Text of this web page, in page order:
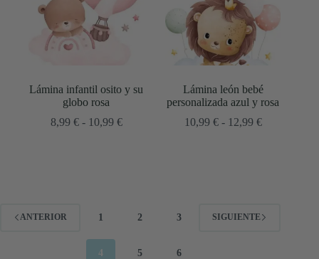
Lámina infantil osito y su
globo rosa
8,99 € - 10,99 €Rango
Lámina león bebé
personalizada azul y rosa
10,99 € - 12,99 €Rango
ANTERIOR 1 2 3
4 5 6
SIGUIENTE